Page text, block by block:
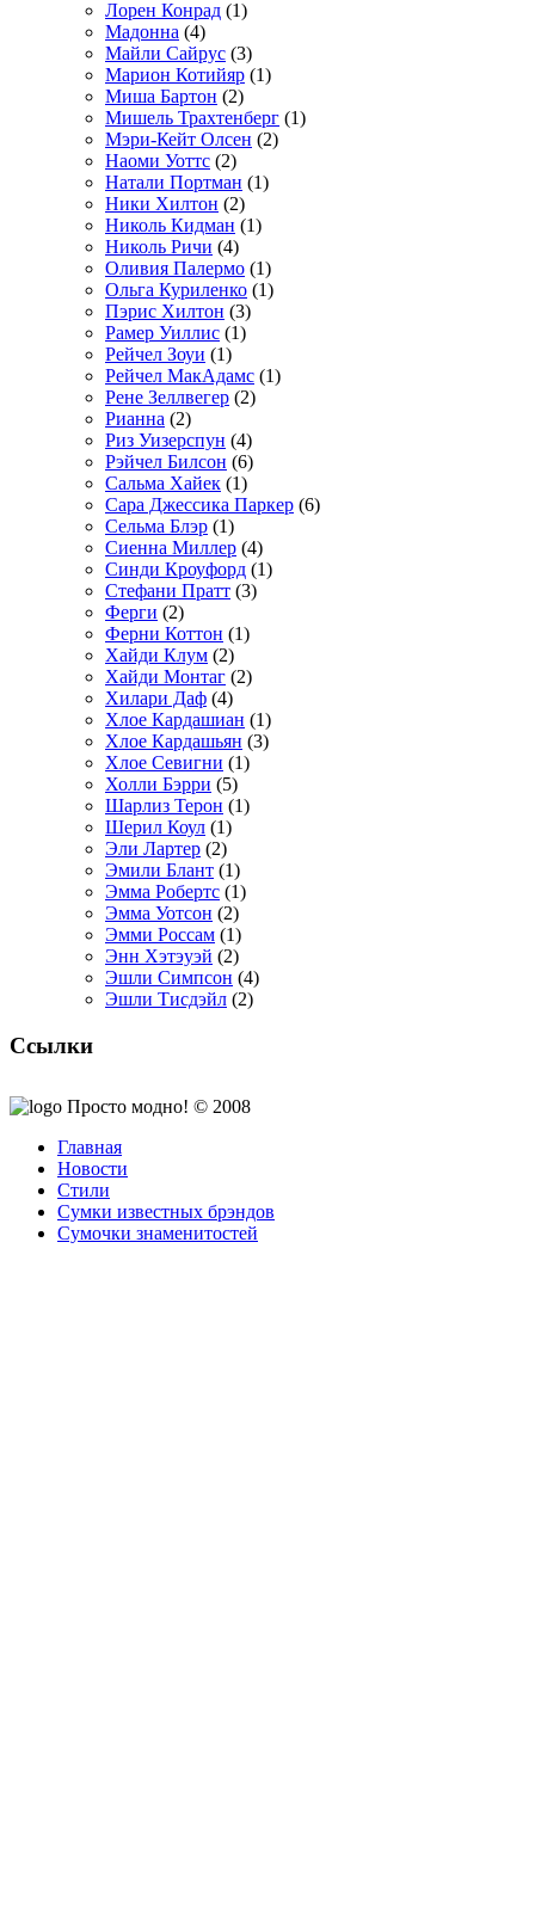
Лорен Конрад (1)
Мадонна (4)
Майли Сайрус (3)
Марион Котийяр (1)
Миша Бартон (2)
Мишель Трахтенберг (1)
Мэри-Кейт Олсен (2)
Наоми Уоттс (2)
Натали Портман (1)
Ники Хилтон (2)
Николь Кидман (1)
Николь Ричи (4)
Оливия Палермо (1)
Ольга Куриленко (1)
Пэрис Хилтон (3)
Рамер Уиллис (1)
Рейчел Зоуи (1)
Рейчел МакАдамс (1)
Рене Зеллвегер (2)
Рианна (2)
Риз Уизерспун (4)
Рэйчел Билсон (6)
Сальма Хайек (1)
Сара Джессика Паркер (6)
Сельма Блэр (1)
Сиенна Миллер (4)
Синди Кроуфорд (1)
Стефани Пратт (3)
Ферги (2)
Ферни Коттон (1)
Хайди Клум (2)
Хайди Монтаг (2)
Хилари Даф (4)
Хлое Кардашиан (1)
Хлое Кардашьян (3)
Хлое Севигни (1)
Холли Бэрри (5)
Шарлиз Терон (1)
Шерил Коул (1)
Эли Лартер (2)
Эмили Блант (1)
Эмма Робертс (1)
Эмма Уотсон (2)
Эмми Россам (1)
Энн Хэтэуэй (2)
Эшли Симпсон (4)
Эшли Тисдэйл (2)
Ссылки
Просто модно! © 2008
Главная
Новости
Стили
Сумки известных брэндов
Сумочки знаменитостей